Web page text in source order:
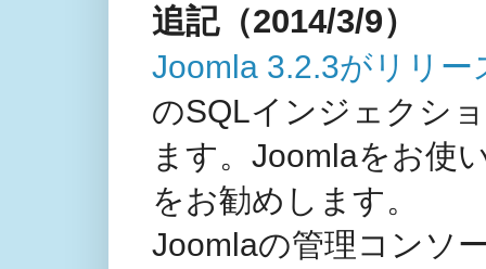
追記（2014/3/9）
Joomla 3.2.3がリリー
のSQLインジェクシ
ます。Joomlaをお使
をお勧めします。
Joomlaの管理コンソ